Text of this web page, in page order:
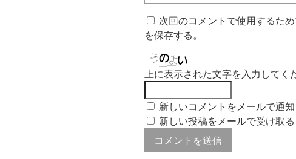
次回のコメントで使用するた
を保存する。
上に表示された文字を入力してく
新しいコメントをメールで通知
新しい投稿をメールで受け取る